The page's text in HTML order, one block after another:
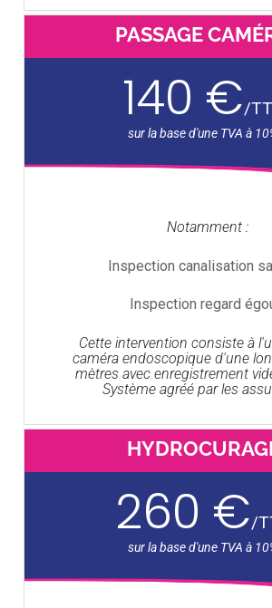
PASSAGE
140 €/
Notamment :
Inspection canalisation
Inspection regard
Cette intervention consiste à
caméra endoscopique d'une
mètres avec enregistrement
Système agréé par les
260 €/